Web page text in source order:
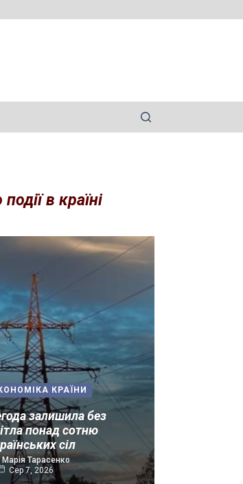
в країні
КРАЇНИ
залишила без
понад сотню
сіл
Марія Тарасенко
Сер 7, 2026